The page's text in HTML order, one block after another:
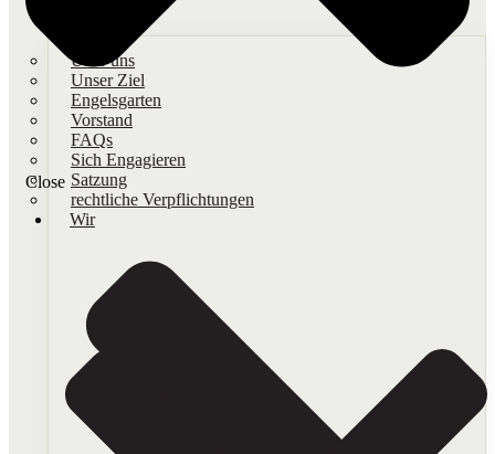
Über uns
Unser Ziel
Engelsgarten
Vorstand
FAQs
Sich Engagieren
Satzung
rechtliche Verpflichtungen
Close
Wir